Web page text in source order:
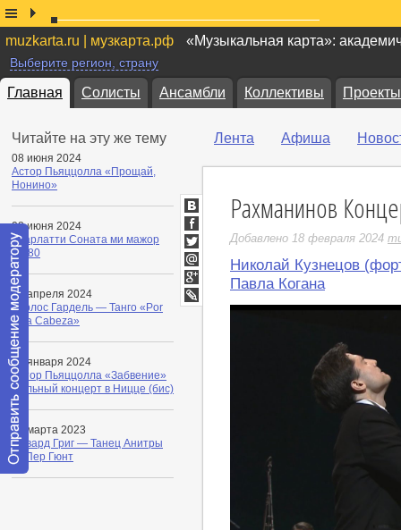
muzkarta.ru | музкарта.рф «Музыкальная карта»:
Выберите регион, страну
Главная Солисты Ансамбли Коллективы Проекты
Читайте на эту же тему
08 июня 2024
Астор Пьяццолла «Прощай,
Нонино»
08 июня 2024
Скарлатти Соната ми мажор
K.380
06 апреля 2024
Карлос Гардель — Танго «Por
Una Cabeza»
05 января 2024
Астор Пьяццолла «Забвение»
Сольный концерт в Ницце (бис)
26 марта 2023
Эдвард Григ — Танец Анитры
— Пер Гюнт
Лента Афиша
Рахманинов
Добавлено 18 февраля 2024
Николай Кузнецов
Павла Когана
ВКонтакте
Facebook
Twitter
Мой
Мир
Google+
LiveJournal
Отправить